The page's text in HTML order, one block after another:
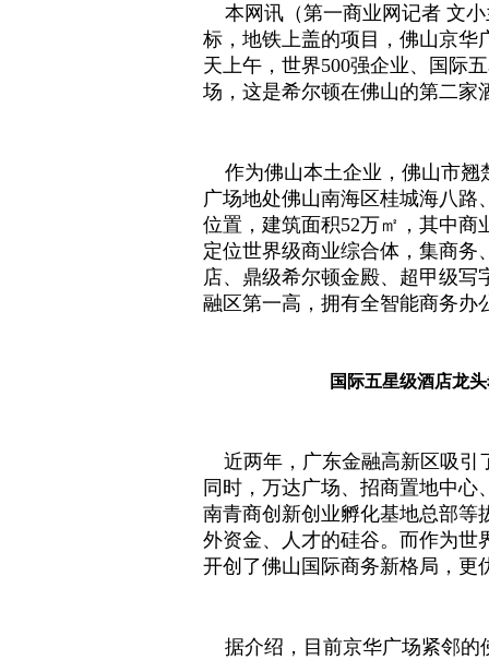
本网讯（第一商业网记者 文小
标，地铁上盖的项目，佛山京华
天上午，世界500强企业、国际
场，这是希尔顿在佛山的第二家
作为佛山本土企业，佛山市翘
广场地处佛山南海区桂城海八
位置，建筑面积52万㎡，其中商
定位世界级商业综合体，集商务
店、鼎级希尔顿金殿、超甲级写
融区第一高，拥有全智能商务办
国际五星级酒店龙
近两年，广东金融高新区吸引
同时，万达广场、招商置地中
南青商创新创业孵化基地总部等
外资金、人才的硅谷。而作为
开创了佛山国际商务新格局，更
据介绍， 目前京华广场紧邻